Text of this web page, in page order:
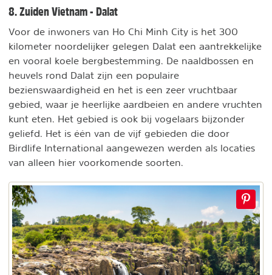
8. Zuiden Vietnam - Dalat
Voor de inwoners van Ho Chi Minh City is het 300
kilometer noordelijker gelegen Dalat een aantrekkelijke
en vooral koele bergbestemming. De naaldbossen en
heuvels rond Dalat zijn een populaire
bezienswaardigheid en het is een zeer vruchtbaar
gebied, waar je heerlijke aardbeien en andere vruchten
kunt eten. Het gebied is ook bij vogelaars bijzonder
geliefd. Het is één van de vijf gebieden die door
Birdlife International aangewezen werden als locaties
van alleen hier voorkomende soorten.